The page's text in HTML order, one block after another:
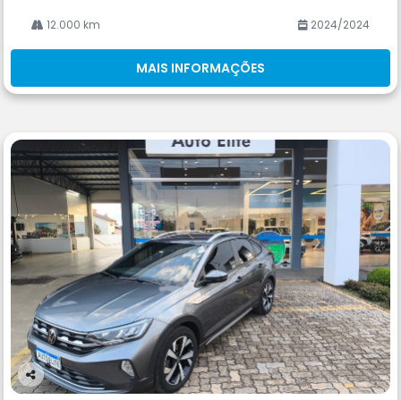
12.000 km 2024/2024
MAIS INFORMAÇÕES
Co